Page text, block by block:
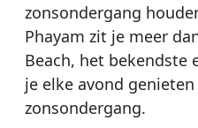
zonsondergang
Phayam zit je meer
Beach, het bekendste
je elke avond
zonsondergang.